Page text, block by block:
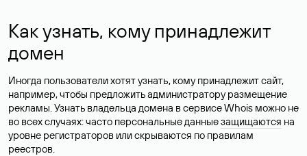
Как узнать, кому принадлежит
домен
Иногда пользователи хотят узнать, кому принадлежит сайт,
например, чтобы предложить администратору размещение
рекламы. Узнать владельца домена в сервисе Whois можно не
во всех случаях: часто персональные данныезащищаются на
уровне регистраторов или скрываются по правилам
реестров.